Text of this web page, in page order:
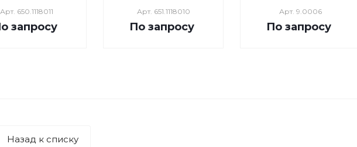
Арт. 650.1118011
запросу
Арт. 651.1118010
По запросу
Арт. 9.0006
По запросу
Назад к списку